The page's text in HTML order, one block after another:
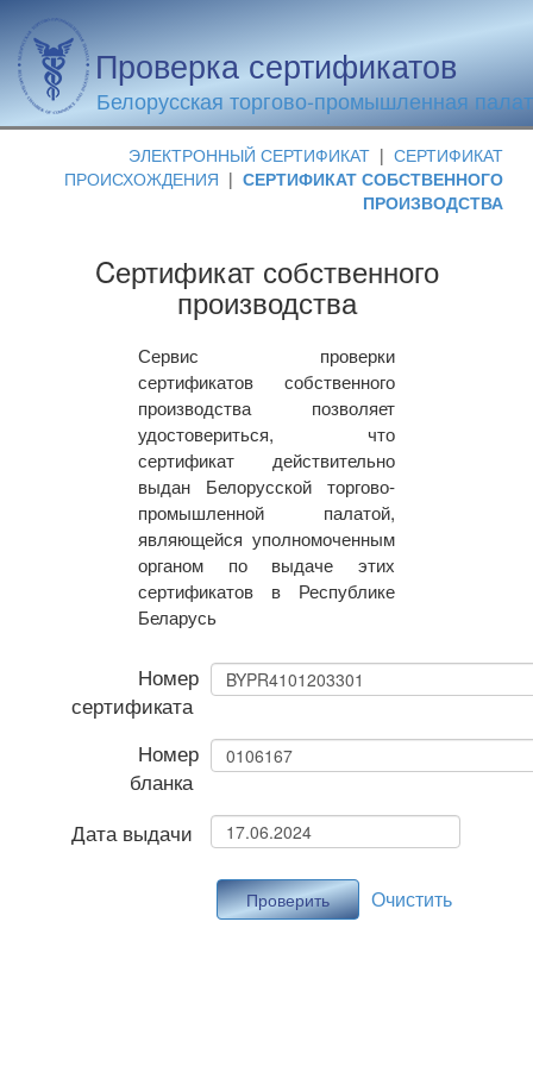
Проверка сертификатов
Белорусская торгово-промышленная
ЭЛЕКТРОННЫЙ СЕРТИФИКАТ | СЕРТИФИКАТ
ПРОИСХОЖДЕНИЯ | СЕРТИФИКАТ СОБСТВЕННОГО
ПРОИЗВОДСТВА
Cертификат собственного
производства
Сервис проверки
сертификатов собственного
производства позволяет
удостовериться, что
сертификат действительно
выдан Белорусской торгово-
промышленной палатой,
являющейся уполномоченным
органом по выдаче этих
сертификатов в Республике
Беларусь
Номер
сертификата
Номер
бланка
Дата выдачи
Проверить Очистить